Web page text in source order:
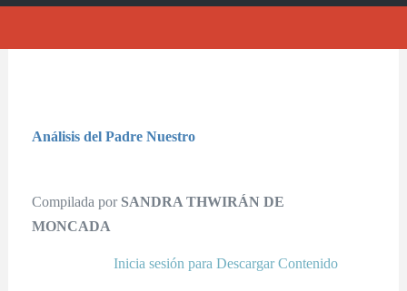
Análisis del Padre Nuestro
Compilada por SANDRA THWIRÁN DE
MONCADA
Inicia sesión para Descargar Contenido